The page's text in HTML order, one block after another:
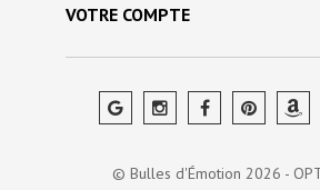
VOTRE COMPTE
© Bulles d'Émotion 2026 -